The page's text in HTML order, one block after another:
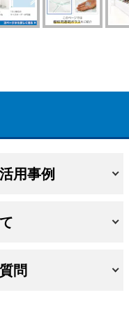
用事例
問